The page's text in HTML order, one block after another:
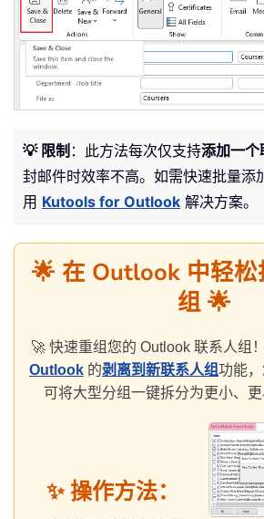
💡 限制 ：此方法每次仅支持添加一个
封邮件时效率不高。如需快速批量添
用 Kutools for Outlook 解决方案。
🌟 在 Outlook 中轻松
组 🌟
🚀 快速重组您的 Outlook 联系人组
Outlook 的剥离到新联系人组功能
可将大型分组一键拆分为更小、更
✨ 操作方法：